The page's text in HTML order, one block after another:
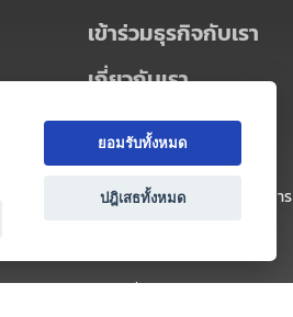
เข้าร่วมธุรกิจกับเรา
เกี่ยวกับเรา
เกี่ยวกับ Thai MICE Connect
นโยบายความเป็นส่วนตัว
ข้อตกลง และเงื่อนไขการใช้บริการ
ยอมรับทั้งหมด
ปฎิเสธทั้งหมด